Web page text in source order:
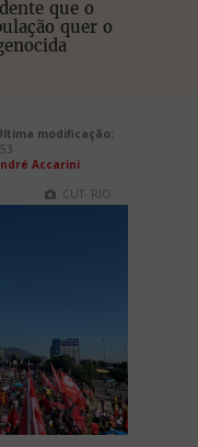
que o
quer o
modificação:
Accarini
CUT- RIO